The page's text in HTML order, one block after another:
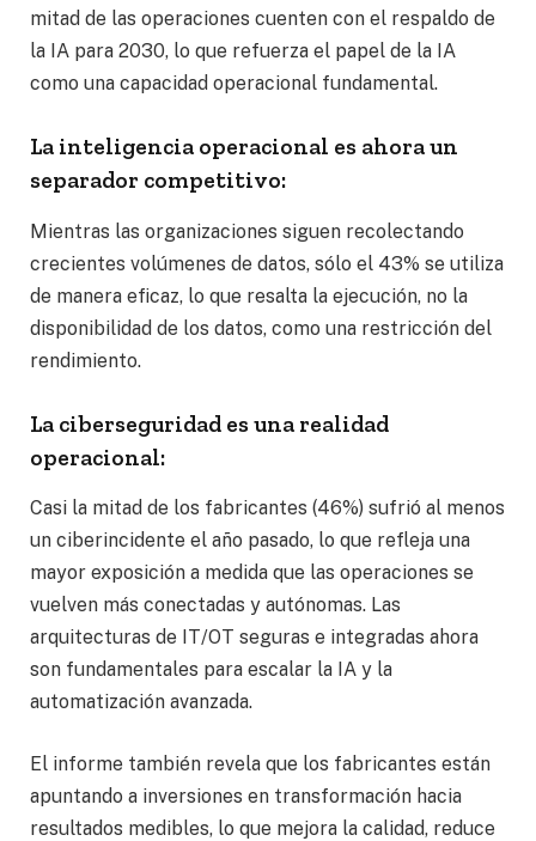
mitad de las operaciones cuenten con el respaldo de
la IA para 2030, lo que refuerza el papel de la IA
como una capacidad operacional fundamental.
La inteligencia operacional es ahora un
separador competitivo:
Mientras las organizaciones siguen recolectando
crecientes volúmenes de datos, sólo el 43% se utiliza
de manera eficaz, lo que resalta la ejecución, no la
disponibilidad de los datos, como una restricción del
rendimiento.
La ciberseguridad es una realidad
operacional:
Casi la mitad de los fabricantes (46%) sufrió al menos
un ciberincidente el año pasado, lo que refleja una
mayor exposición a medida que las operaciones se
vuelven más conectadas y autónomas. Las
arquitecturas de IT/OT seguras e integradas ahora
son fundamentales para escalar la IA y la
automatización avanzada.
El informe también revela que los fabricantes están
apuntando a inversiones en transformación hacia
resultados medibles, lo que mejora la calidad, reduce